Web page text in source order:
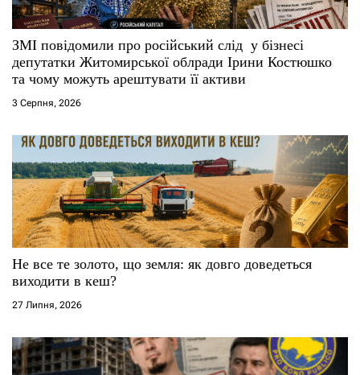
ЗМІ повідомили про російський слід у бізнесі
депутатки Житомирської облради Ірини Костюшко
та чому можуть арештувати її активи
3 Серпня, 2026
Не все те золото, що земля: як довго доведеться
виходити в кеш?
27 Липня, 2026